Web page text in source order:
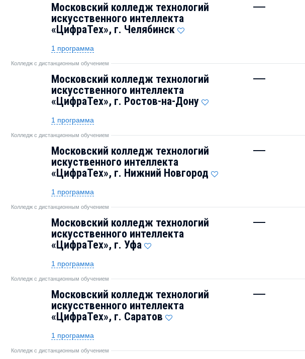
Московский колледж технологий
искусственного интеллекта
«ЦифраТех», г. Челябинск
—
1 программа
Колледж с дистанционным обучением
Московский колледж технологий
искусственного интеллекта
«ЦифраТех», г. Ростов-на-Дону
—
1 программа
Колледж с дистанционным обучением
Московский колледж технологий
искуственного интеллекта
«ЦифраТех», г. Нижний Новгород
—
1 программа
Колледж с дистанционным обучением
Московский колледж технологий
искусственного интеллекта
«ЦифраТех», г. Уфа
—
1 программа
Колледж с дистанционным обучением
Московский колледж технологий
искусственного интеллекта
«ЦифраТех», г. Саратов
—
1 программа
Колледж с дистанционным обучением